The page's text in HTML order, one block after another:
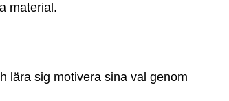
material.
lära sig motivera sina val genom